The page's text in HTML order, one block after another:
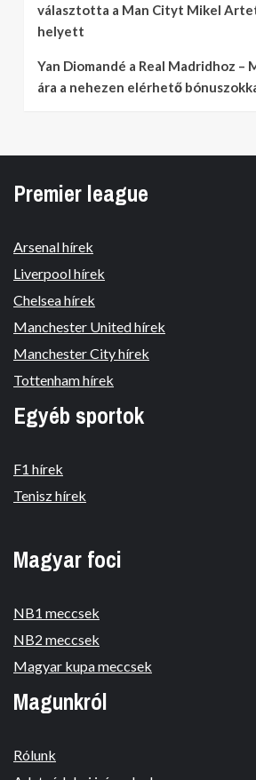
választotta a Man Cityt Mikel
helyett
Yan Diomandé a Real Madridhoz –
ára a nehezen elérhető
Premier league
Arsenal hírek
Liverpool hírek
Chelsea hírek
Manchester United hírek
Manchester City hírek
Tottenham hírek
Egyéb sportok
F1 hírek
Tenisz hírek
Magyar foci
NB1 meccsek
NB2 meccsek
Magyar kupa meccsek
Magunkról
Rólunk